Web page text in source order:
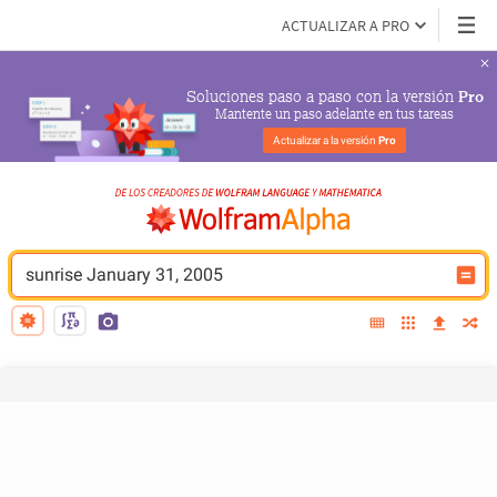
ACTUALIZAR A PRO
Soluciones paso a paso con la versión Pro
Mantente un paso adelante en tus tareas
Actualizar a la versión Pro
sunrise January 31, 2005